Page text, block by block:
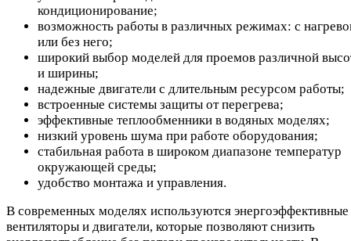
кондиционирование;
возможность работы в различных режимах: с
или без него;
широкий выбор моделей для проемов различной
и ширины;
надежные двигатели с длительным ресурсом работы;
встроенные системы защиты от перегрева;
эффективные теплообменники в водяных моделях;
низкий уровень шума при работе оборудования;
стабильная работа в широком диапазоне температур
окружающей среды;
удобство монтажа и управления.
В современных моделях используются энергоэффективные
вентиляторы и двигатели, которые позволяют снизить